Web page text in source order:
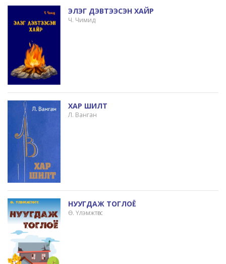
ЭЛЭГ ДЭВТЭЭСЭН ХАЙР
Ч. Чимид
ХАР ШИЛТ
Л. Ванган
НУУГДАЖ ТОГЛОЁ
Ө. Үлэмжтөгс